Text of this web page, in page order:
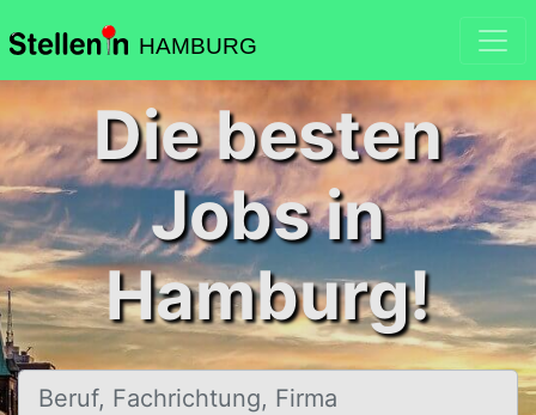
HAMBURG
Die besten
Jobs in
Hamburg!
Beruf, Fachrichtung, Firma